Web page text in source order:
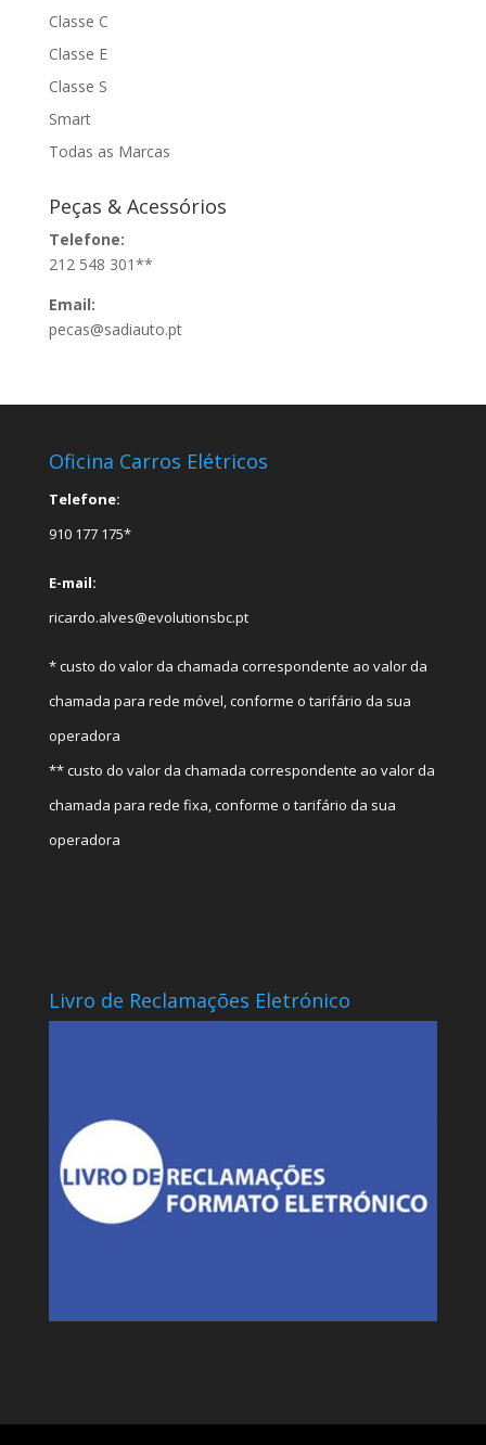
Classe C
Classe E
Classe S
Smart
Todas as Marcas
Peças & Acessórios
Telefone:
212 548 301**
Email:
pecas@sadiauto.pt
Oficina Carros Elétricos
Telefone:
910 177 175*
E-mail:
ricardo.alves@evolutionsbc.pt
* custo do valor da chamada correspondente ao valor da
chamada para rede móvel, conforme o tarifário da sua
operadora
** custo do valor da chamada correspondente ao valor da
chamada para rede fixa, conforme o tarifário da sua
operadora
Livro de Reclamações Eletrónico